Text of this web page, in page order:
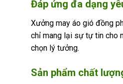
Đáp ứng đa dạng
Xưởng may áo gió đồng
chỉ mang lại sự tự tin cho
chọn lý tưởng.
Sản phẩm chất